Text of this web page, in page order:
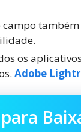
campo
os
Adobe